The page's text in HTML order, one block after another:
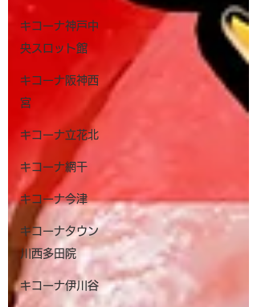
キコーナ神戸中
央スロット館
キコーナ阪神西
宮
キコーナ立花北
キコーナ網干
キコーナ今津
キコーナタウン
川西多田院
キコーナ伊川谷